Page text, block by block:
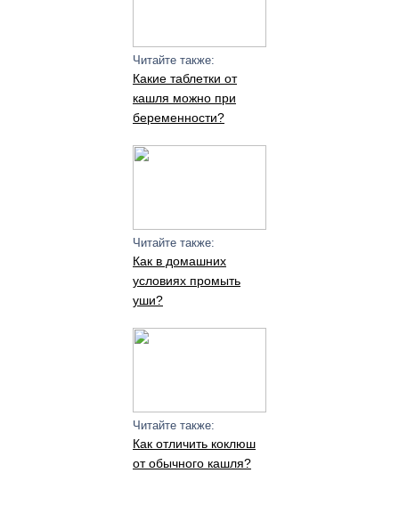
Читайте также:
Какие таблетки от
кашля можно при
беременности?
Читайте также:
Как в домашних
условиях промыть
уши?
Читайте также:
Как отличить коклюш
от обычного кашля?